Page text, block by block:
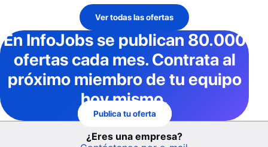
Perfil autónomo, con capacidad de negociación y
orientación al cierre de operaciones de alto valor. –
Disponibilidad e interés para trabajar como profesional
autónomo.
Ver todas las ofertas
En InfoJobsse publican 80.000
ofertas cada mes. Contrata al
próximo miembro de tu equipo
hoy mismo.
Publica tu oferta
¿Eres una empresa?